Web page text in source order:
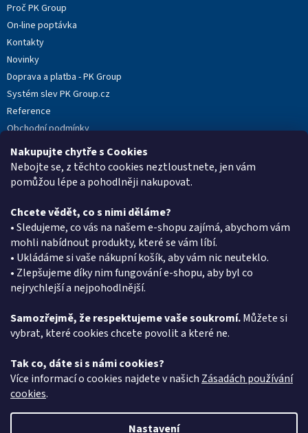
Nakupujte chytře s Cookies
Nebojte se, z těchto cookies neztloustnete, jen vám
pomůžou lépe a pohodlněji nakupovat.
Chcete vědět, co s nimi děláme?
• Sledujeme, co vás na našem e-shopu zajímá, abychom vám
mohli nabídnout produkty, které se vám líbí.
• Ukládáme si vaše nákupní košík, aby vám nic neuteklo.
• Zlepšujeme díky nim fungování e-shopu, aby byl co
nejrychlejší a nejpohodlnější.
Samozřejmě, že respektujeme vaše soukromí.Můžete si
vybrat, které cookies chcete povolit a které ne.
Tak co, dáte si s námi cookies?
Více informací o cookies najdete v našich Zásadách používání
cookies.
Nastavení
Proč PK Group
On-line poptávka
Kontakty
Novinky
Doprava a platba - PK Group
Systém slev PK Group.cz
Reference
Obchodní podmínky
Podmínky ochrany osobních údajů
Reklamační protokol
Kontakt
eshop@pkgroup.cz
+420603331993
+420734621131
Vyhledávání
HLEDAT